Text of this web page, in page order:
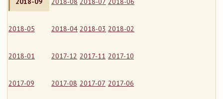
2018-05 2018-04 2018-03 2018-02
2018-01 2017-12 2017-11 2017-10
2017-09 2017-08 2017-07 2017-06